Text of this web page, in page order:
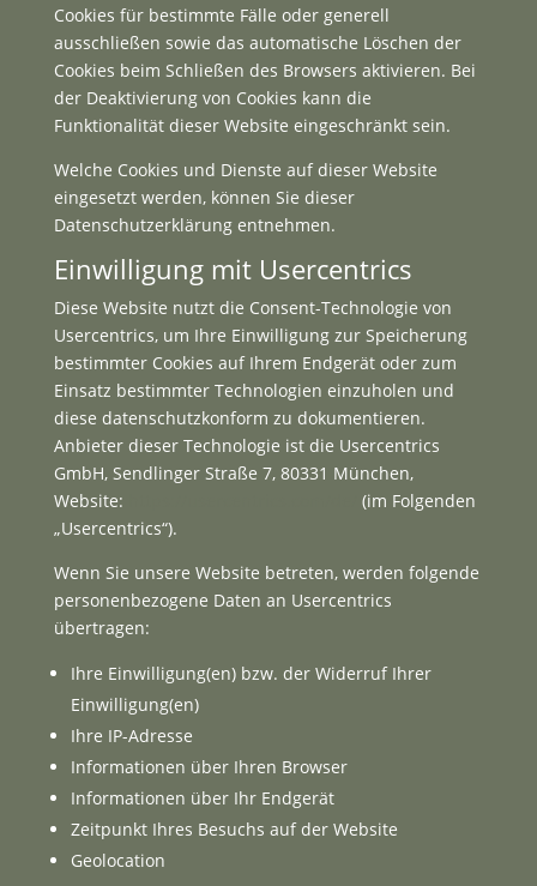
Cookies für bestimmte Fälle oder generell
ausschließen sowie das automatische Löschen der
Cookies beim Schließen des Browsers aktivieren. Bei
der Deaktivierung von Cookies kann die
Funktionalität dieser Website eingeschränkt sein.
Welche Cookies und Dienste auf dieser Website
eingesetzt werden, können Sie dieser
Datenschutzerklärung entnehmen.
Einwilligung mit Usercentrics
Diese Website nutzt die Consent-Technologie von
Usercentrics, um Ihre Einwilligung zur Speicherung
bestimmter Cookies auf Ihrem Endgerät oder zum
Einsatz bestimmter Technologien einzuholen und
diese datenschutzkonform zu dokumentieren.
Anbieter dieser Technologie ist die Usercentrics
GmbH, Sendlinger Straße 7, 80331 München,
Website:
(im Folgenden
„Usercentrics“).
Wenn Sie unsere Website betreten, werden folgende
personenbezogene Daten an Usercentrics
übertragen:
Ihre Einwilligung(en) bzw. der Widerruf Ihrer
Einwilligung(en)
Ihre IP-Adresse
Informationen über Ihren Browser
Informationen über Ihr Endgerät
Zeitpunkt Ihres Besuchs auf der Website
Geolocation